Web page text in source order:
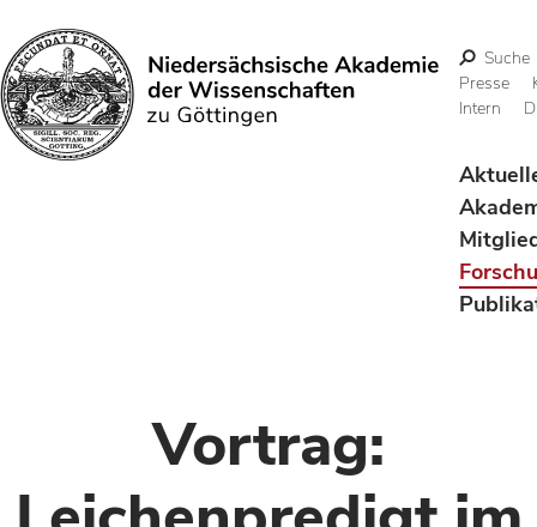
Suchen
Suche
Presse
Intern
Vortrag: